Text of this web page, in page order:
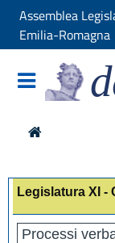
Assemblea
Emilia-Romagna
Legislatura XI -
Processi